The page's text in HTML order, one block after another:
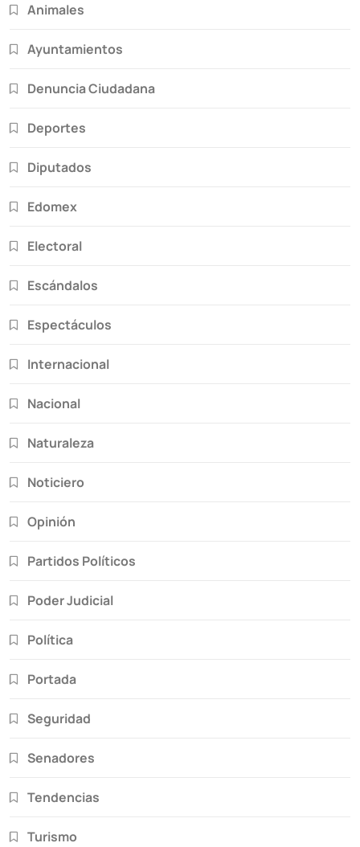
Animales
Ayuntamientos
Denuncia Ciudadana
Deportes
Diputados
Edomex
Electoral
Escándalos
Espectáculos
Internacional
Nacional
Naturaleza
Noticiero
Opinión
Partidos Políticos
Poder Judicial
Política
Portada
Seguridad
Senadores
Tendencias
Turismo